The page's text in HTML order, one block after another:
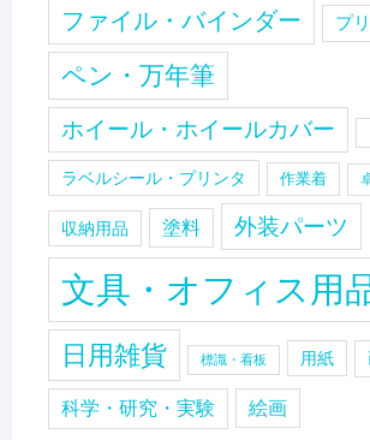
ファイル・バインダー プ
ペン・万年筆
ホイール・ホイールカバー
ラベルシール・プリンタ 作業着
収納用品 塗料 外装パーツ
文具・オフィス用
日用雑貨 標識・看板 用紙
科学・研究・実験 絵画